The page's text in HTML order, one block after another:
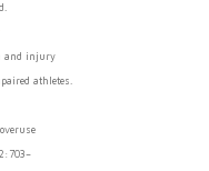
and injury
athletes.